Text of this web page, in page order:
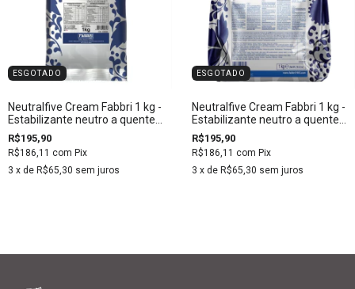
ESGOTADO
Neutralfive Cream Fabbri 1 kg -
Estabilizante neutro a quente
em pó
R$195,90
R$186,11 com Pix
3 x de R$65,30 sem juros
ESGOTADO
Neutralfive Cream Fabbri 1 kg -
Estabilizante neutro a quente
em pó italiano
R$195,90
R$186,11 com Pix
3 x de R$65,30 sem juros